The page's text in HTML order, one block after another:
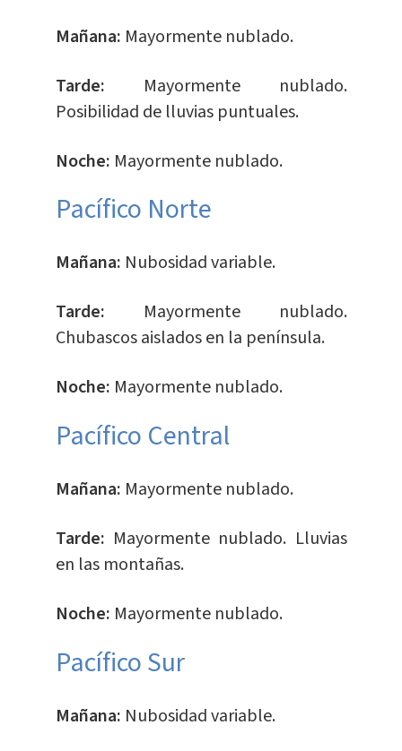
Mañana: Mayormente nublado.
Tarde: Mayormente nublado.
Posibilidad de lluvias puntuales.
Noche: Mayormente nublado.
Pacífico Norte
Mañana: Nubosidad variable.
Tarde: Mayormente nublado.
Chubascos aislados en la península.
Noche: Mayormente nublado.
Pacífico Central
Mañana: Mayormente nublado.
Tarde: Mayormente nublado. Lluvias
en las montañas.
Noche: Mayormente nublado.
Pacífico Sur
Mañana: Nubosidad variable.